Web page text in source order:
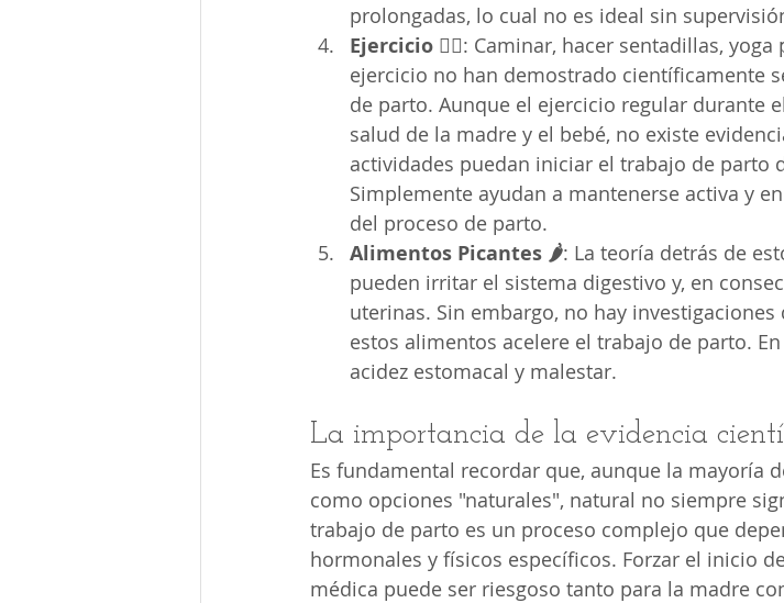
prolongadas, lo cual no es ideal sin
Ejercicio 🏃‍♀️: Caminar, hacer sentadillas,
ejercicio no han demostrado científicamente
de parto. Aunque el ejercicio regular durante
salud de la madre y el bebé, no existe
actividades puedan iniciar el trabajo de parto
Simplemente ayudan a mantenerse activa y
del proceso de parto.
Alimentos Picantes 🌶️: La teoría detrás de
pueden irritar el sistema digestivo y, en
uterinas. Sin embargo, no hay
estos alimentos acelere el trabajo de parto.
acidez estomacal y malestar.
La importancia de la evidencia
Es fundamental recordar que, aunque la mayoría
como opciones "naturales", natural no siempre
trabajo de parto es un proceso complejo que
hormonales y físicos específicos. Forzar el inicio
médica puede ser riesgoso tanto para la madre